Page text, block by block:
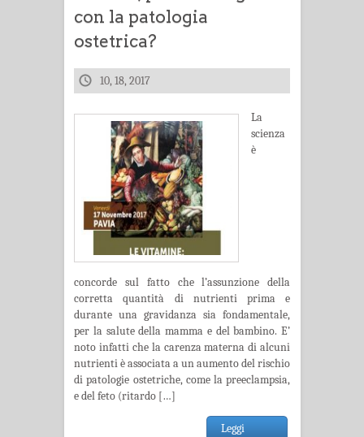
con la patologia
ostetrica?
10, 18, 2017
La
scienza
è
concorde sul fatto che l’assunzione della
corretta quantità di nutrienti prima e
durante una gravidanza sia fondamentale,
per la salute della mamma e del bambino. E’
noto infatti che la carenza materna di alcuni
nutrienti è associata a un aumento del rischio
di patologie ostetriche, come la preeclampsia,
e del feto (ritardo […]
Leggi